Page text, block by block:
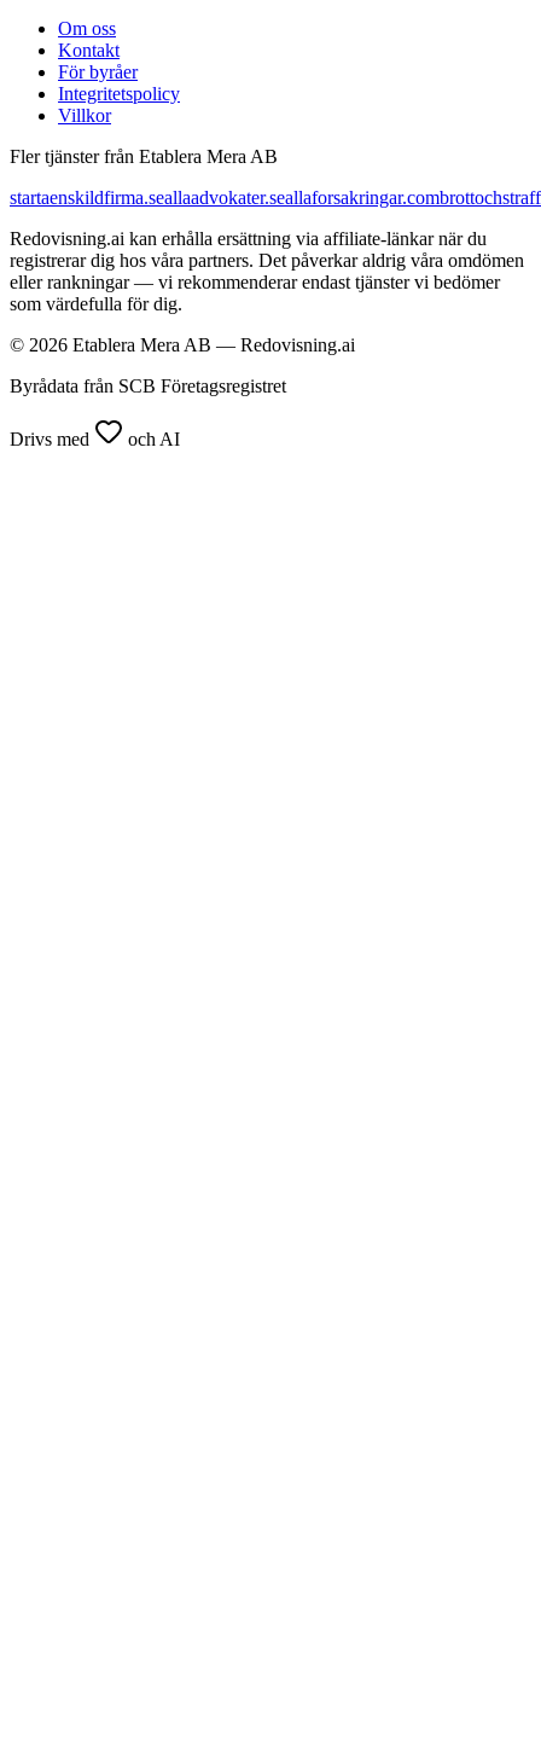
Om oss
Kontakt
För byråer
Integritetspolicy
Villkor
Fler tjänster från Etablera Mera AB
startaenskildfirma.seallaadvokater.seallaforsakringar.com
Redovisning.ai kan erhålla ersättning via affiliate-länkar när du
registrerar dig hos våra partners. Det påverkar aldrig våra omdömen
eller rankningar — vi rekommenderar endast tjänster vi bedömer
som värdefulla för dig.
© 2026 Etablera Mera AB — Redovisning.ai
Byrådata från SCB Företagsregistret
Drivs med och AI